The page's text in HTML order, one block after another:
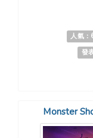
人氣
發
Monster